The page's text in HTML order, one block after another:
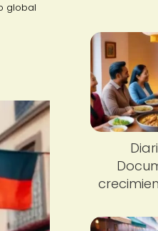
global